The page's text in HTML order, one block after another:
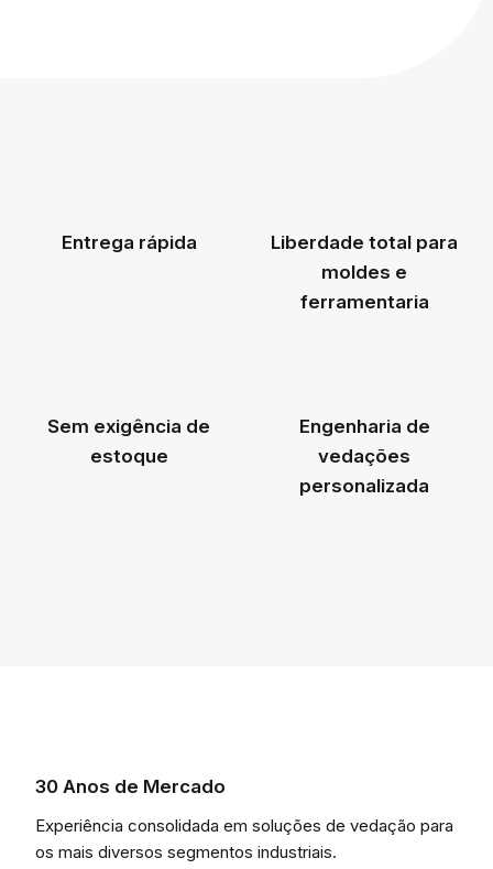
Entrega rápida
Liberdade total para
moldes e
ferramentaria
Sem exigência de
estoque
Engenharia de
vedações
personalizada
30 Anos de Mercado
Experiência consolidada em soluções de vedação para
os mais diversos segmentos industriais.